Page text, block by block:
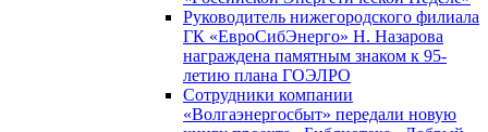
Руководитель нижегородского филиала
ГК «ЕвроСибЭнерго» Н. Назарова
награждена памятным знаком к 95-
летию плана ГОЭЛРО
Сотрудники компании
«Волгаэнергосбыт» передали новую